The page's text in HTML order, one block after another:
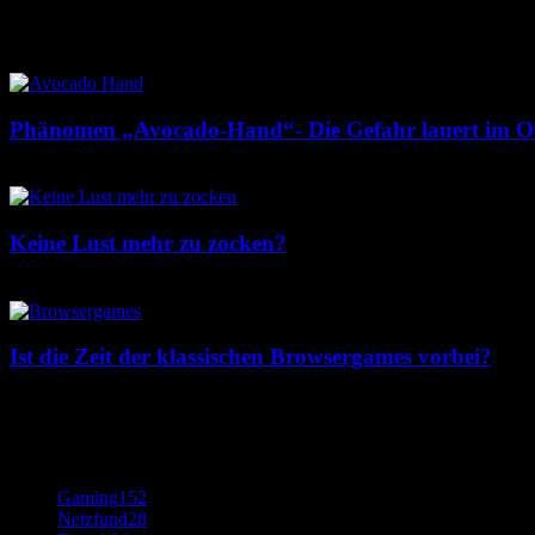
Phänomen „Avocado-Hand“- Die Gefahr lauert im
Keine Lust mehr zu zocken?
Ist die Zeit der klassischen Browsergames vorbei?
Gaming152
Netzfund28